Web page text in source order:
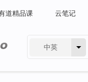
道精品课 云笔记
中英